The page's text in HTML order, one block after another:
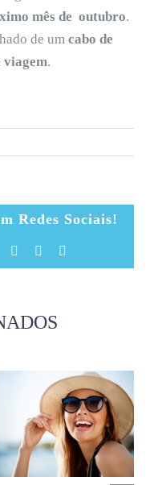
mês de outubro.
de um cabo de
viagem.
Redes Sociais!
TumblrPinterest